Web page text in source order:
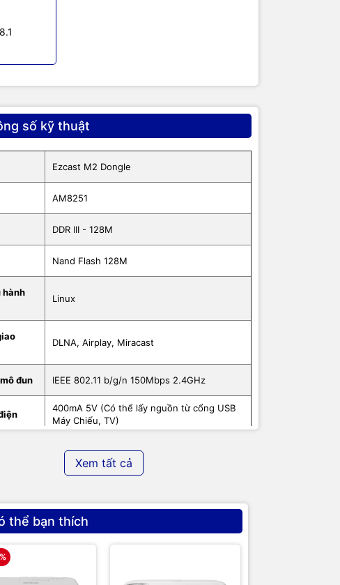
số kỹ thuật
Ezcast M2 Dongle
AM8251
DDR III - 128M
Nand Flash 128M
hành
Linux
DLNA, Airplay, Miracast
đun IEEE 802.11 b/g/n 150Mbps 2.4GHz
400mA 5V (Có thể lấy nguồn từ cổng USB
Máy Chiếu, TV)
Mp3, WMA, WAV, OGG, AAC, FLAC, 3GP,...
MP4, MKV, AVI, RM, RMVB, MOV, TS,
JPEG, JPG, BMP, PNG, GIF, TIFF,...
hành
Android 4.0 hoặc cao hơn, iOS 6 hoặc cao
Xem tất cả
thể bạn thích
10.7, Win